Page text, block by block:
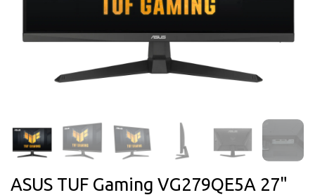
ASUS TUF Gaming VG279QE5A 27"